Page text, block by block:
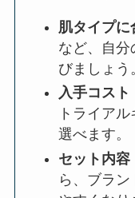
肌タイプに
など、自分
びましょう
入手コスト
トライア
選べます。
セット内容
ら、ブラ